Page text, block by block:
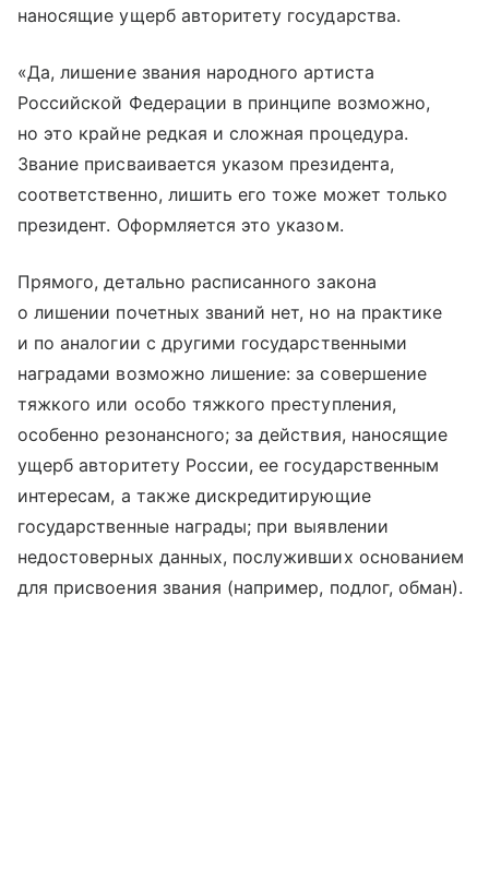
наносящие ущерб авторитету государства.
«Да, лишение звания народного артиста
Российской Федерации в принципе возможно,
но это крайне редкая и сложная процедура.
Звание присваивается указом президента,
соответственно, лишить его тоже может только
президент. Оформляется это указом.
Прямого, детально расписанного закона
о лишении почетных званий нет, но на практике
и по аналогии с другими государственными
наградами возможно лишение: за совершение
тяжкого или особо тяжкого преступления,
особенно резонансного; за действия, наносящие
ущерб авторитету России, ее государственным
интересам, а также дискредитирующие
государственные награды; при выявлении
недостоверных данных, послуживших основанием
для присвоения звания (например, подлог, обман).